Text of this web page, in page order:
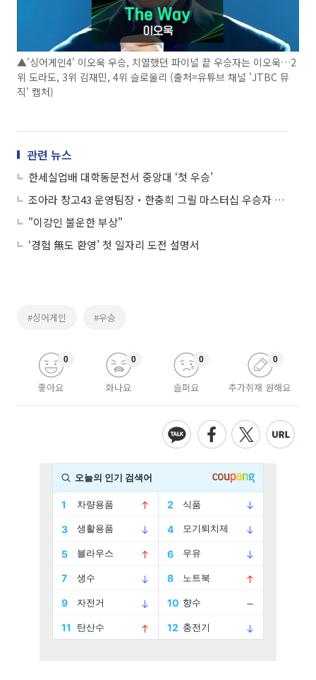
▲'싱어게인4' 이오욱 우승, 치열했던 파이널 끝 우승자는 이오욱…2
위 도라도, 3위 김재민, 4위 슬로울리 (출처=유튜브 채널 'JTBC 뮤
직' 캡처)
관련 뉴스
한세실업배 대학동문전서 중앙대 ‘첫 우승’
조아라 창고43 운영팀장‧한충희 그릴 마스터십 우승자 “대회 해보니 직원 자부심도 쑥”
"이강인 불운한 부상"
‘경험 無도 환영’ 첫 일자리 도전 설명서
#싱어게인 #우승
좋아요
0
화나요
0
슬퍼요
0
추가취재 원해요
0